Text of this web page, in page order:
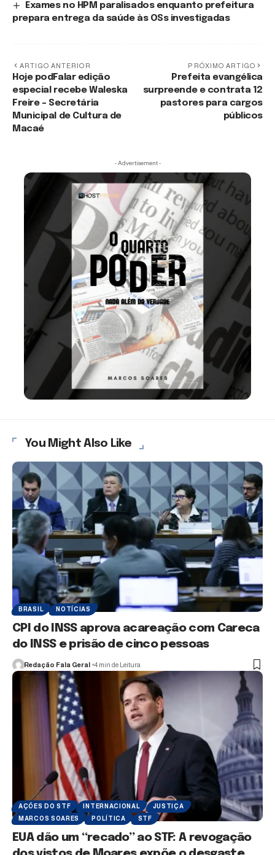
Exames no HPM paralisados enquanto prefeitura
prepara entrega da saúde às OSs investigadas
ARTIGO ANTERIOR
Hoje podFalar edição
especial recebe Waleska
Freire – Secretária
Municipal de Cultura de
Macaé
PRÓXIMO ARTIGO
Prefeita evangélica
surpreende e contrata 12
pastores para cargos
públicos
- Advertisement -
You Might Also Like
BRASIL NOTÍCIAS
CPI do INSS aprova acareação com Careca
do INSS e prisão de cinco pessoas
Redação Fala Geral 4 min de Leitura
AÇÕES DO STF INTERNACIONAL
JUSTIÇA
MARCOS SOARES
POLÍTICA STF
EUA dão um “recado” ao STF: A revogação